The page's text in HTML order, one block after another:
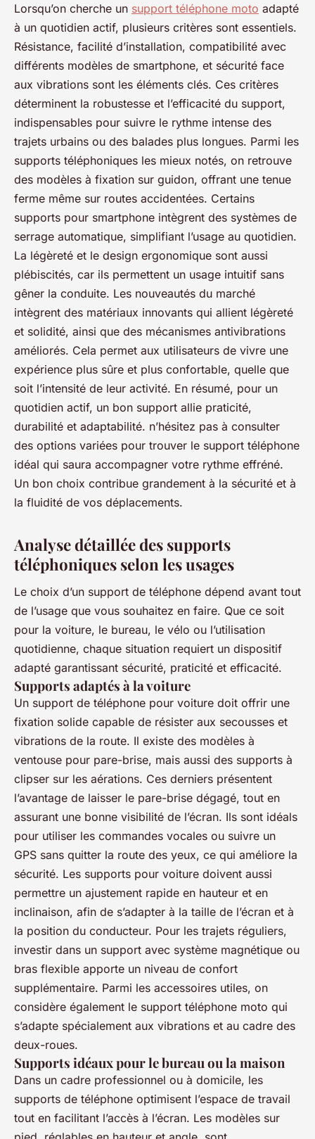
Lorsqu’on cherche un support téléphone moto adapté
à un quotidien actif, plusieurs critères sont essentiels.
Résistance, facilité d’installation, compatibilité avec
différents modèles de smartphone, et sécurité face
aux vibrations sont les éléments clés. Ces critères
déterminent la robustesse et l’efficacité du support,
indispensables pour suivre le rythme intense des
trajets urbains ou des balades plus longues. Parmi les
supports téléphoniques les mieux notés, on retrouve
des modèles à fixation sur guidon, offrant une tenue
ferme même sur routes accidentées. Certains
supports pour smartphone intègrent des systèmes de
serrage automatique, simplifiant l’usage au quotidien.
La légèreté et le design ergonomique sont aussi
plébiscités, car ils permettent un usage intuitif sans
gêner la conduite. Les nouveautés du marché
intègrent des matériaux innovants qui allient légèreté
et solidité, ainsi que des mécanismes antivibrations
améliorés. Cela permet aux utilisateurs de vivre une
expérience plus sûre et plus confortable, quelle que
soit l’intensité de leur activité. En résumé, pour un
quotidien actif, un bon support allie praticité,
durabilité et adaptabilité. n’hésitez pas à consulter
des options variées pour trouver le support téléphone
idéal qui saura accompagner votre rythme effréné.
Un bon choix contribue grandement à la sécurité et à
la fluidité de vos déplacements.
Analyse détaillée des supports
téléphoniques selon les usages
Le choix d’un support de téléphone dépend avant tout
de l’usage que vous souhaitez en faire. Que ce soit
pour la voiture, le bureau, le vélo ou l’utilisation
quotidienne, chaque situation requiert un dispositif
adapté garantissant sécurité, praticité et efficacité.
Supports adaptés à la voiture
Un support de téléphone pour voiture doit offrir une
fixation solide capable de résister aux secousses et
vibrations de la route. Il existe des modèles à
ventouse pour pare-brise, mais aussi des supports à
clipser sur les aérations. Ces derniers présentent
l’avantage de laisser le pare-brise dégagé, tout en
assurant une bonne visibilité de l’écran. Ils sont idéals
pour utiliser les commandes vocales ou suivre un
GPS sans quitter la route des yeux, ce qui améliore la
sécurité. Les supports pour voiture doivent aussi
permettre un ajustement rapide en hauteur et en
inclinaison, afin de s’adapter à la taille de l’écran et à
la position du conducteur. Pour les trajets réguliers,
investir dans un support avec système magnétique ou
bras flexible apporte un niveau de confort
supplémentaire. Parmi les accessoires utiles, on
considère également le support téléphone moto qui
s’adapte spécialement aux vibrations et au cadre des
deux-roues.
Supports idéaux pour le bureau ou la maison
Dans un cadre professionnel ou à domicile, les
supports de téléphone optimisent l’espace de travail
tout en facilitant l’accès à l’écran. Les modèles sur